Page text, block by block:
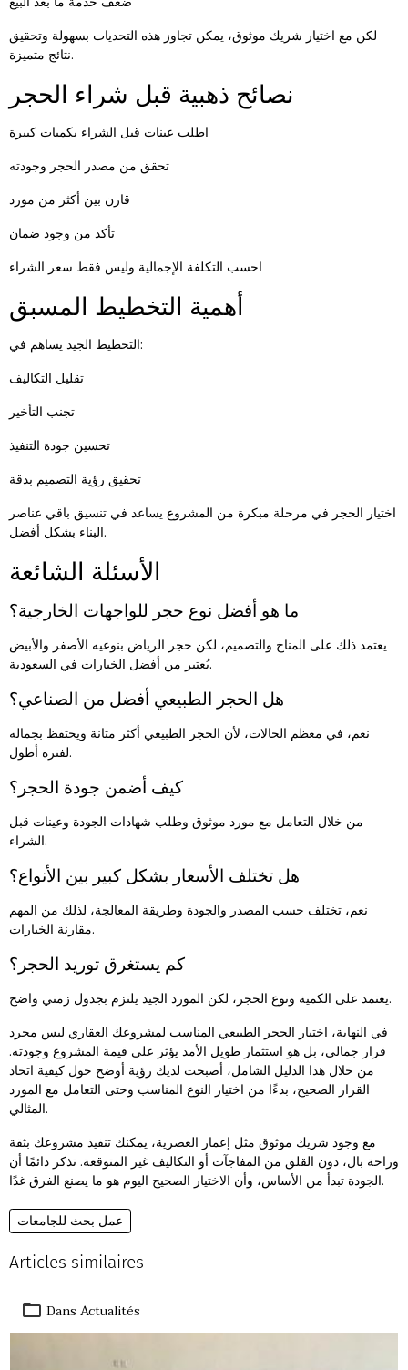
لكن مع اختيار شريك موثوق، يمكن تجاوز هذه التحديات بسهولة وتحقيق
نتائج متميزة.
نصائح ذهبية قبل شراء الحجر
اطلب عينات قبل الشراء بكميات كبيرة
تحقق من مصدر الحجر وجودته
قارن بين أكثر من مورد
تأكد من وجود ضمان
احسب التكلفة الإجمالية وليس فقط سعر الشراء
أهمية التخطيط المسبق
التخطيط الجيد يساهم في:
تقليل التكاليف
تجنب التأخير
تحسين جودة التنفيذ
تحقيق رؤية التصميم بدقة
اختيار الحجر في مرحلة مبكرة من المشروع يساعد في تنسيق باقي عناصر
البناء بشكل أفضل.
الأسئلة الشائعة
ما هو أفضل نوع حجر للواجهات الخارجية؟
يعتمد ذلك على المناخ والتصميم، لكن حجر الرياض بنوعيه الأصفر والأبيض
يُعتبر من أفضل الخيارات في السعودية.
هل الحجر الطبيعي أفضل من الصناعي؟
نعم، في معظم الحالات، لأن الحجر الطبيعي أكثر متانة ويحتفظ بجماله
لفترة أطول.
كيف أضمن جودة الحجر؟
من خلال التعامل مع مورد موثوق وطلب شهادات الجودة وعينات قبل
الشراء.
هل تختلف الأسعار بشكل كبير بين الأنواع؟
نعم، تختلف حسب المصدر والجودة وطريقة المعالجة، لذلك من المهم
مقارنة الخيارات.
كم يستغرق توريد الحجر؟
يعتمد على الكمية ونوع الحجر، لكن المورد الجيد يلتزم بجدول زمني واضح.
في النهاية، اختيار الحجر الطبيعي المناسب لمشروعك العقاري ليس مجرد
قرار جمالي، بل هو استثمار طويل الأمد يؤثر على قيمة المشروع وجودته.
من خلال هذا الدليل الشامل، أصبحت لديك رؤية أوضح حول كيفية اتخاذ
القرار الصحيح، بدءًا من اختيار النوع المناسب وحتى التعامل مع المورد
المثالي.
مع وجود شريك موثوق مثل إعمار العصرية، يمكنك تنفيذ مشروعك بثقة
وراحة بال، دون القلق من المفاجآت أو التكاليف غير المتوقعة. تذكر دائمًا أن
الجودة تبدأ من الأساس، وأن الاختيار الصحيح اليوم هو ما يصنع الفرق غدًا.
عمل بحث للجامعات
Articles similaires
Dans Actualités